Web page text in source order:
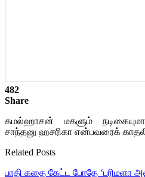
482
Share
கமல்ஹாசன் மகளும்
சாந்தனு ஹசரிகா என்பவரைக்
Related Posts
பாதி கதை கேட்ட போதே